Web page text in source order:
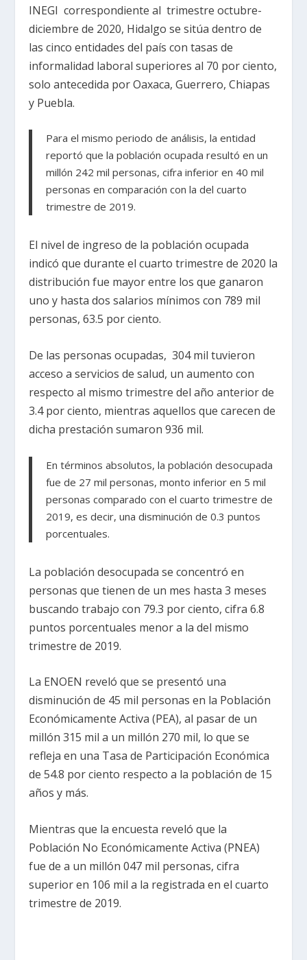
INEGI correspondiente al trimestre octubre-
diciembre de 2020, Hidalgo se sitúa dentro de
las cinco entidades del país con tasas de
informalidad laboral superiores al 70 por ciento,
solo antecedida por Oaxaca, Guerrero, Chiapas
y Puebla.
Para el mismo periodo de análisis, la entidad
reportó que la población ocupada resultó en un
millón 242 mil personas, cifra inferior en 40 mil
personas en comparación con la del cuarto
trimestre de 2019.
El nivel de ingreso de la población ocupada
indicó que durante el cuarto trimestre de 2020 la
distribución fue mayor entre los que ganaron
uno y hasta dos salarios mínimos con 789 mil
personas, 63.5 por ciento.
De las personas ocupadas, 304 mil tuvieron
acceso a servicios de salud, un aumento con
respecto al mismo trimestre del año anterior de
3.4 por ciento, mientras aquellos que carecen de
dicha prestación sumaron 936 mil.
En términos absolutos, la población desocupada
fue de 27 mil personas, monto inferior en 5 mil
personas comparado con el cuarto trimestre de
2019, es decir, una disminución de 0.3 puntos
porcentuales.
La población desocupada se concentró en
personas que tienen de un mes hasta 3 meses
buscando trabajo con 79.3 por ciento, cifra 6.8
puntos porcentuales menor a la del mismo
trimestre de 2019.
La ENOEN reveló que se presentó una
disminución de 45 mil personas en la Población
Económicamente Activa (PEA), al pasar de un
millón 315 mil a un millón 270 mil, lo que se
refleja en una Tasa de Participación Económica
de 54.8 por ciento respecto a la población de 15
años y más.
Mientras que la encuesta reveló que la
Población No Económicamente Activa (PNEA)
fue de a un millón 047 mil personas, cifra
superior en 106 mil a la registrada en el cuarto
trimestre de 2019.